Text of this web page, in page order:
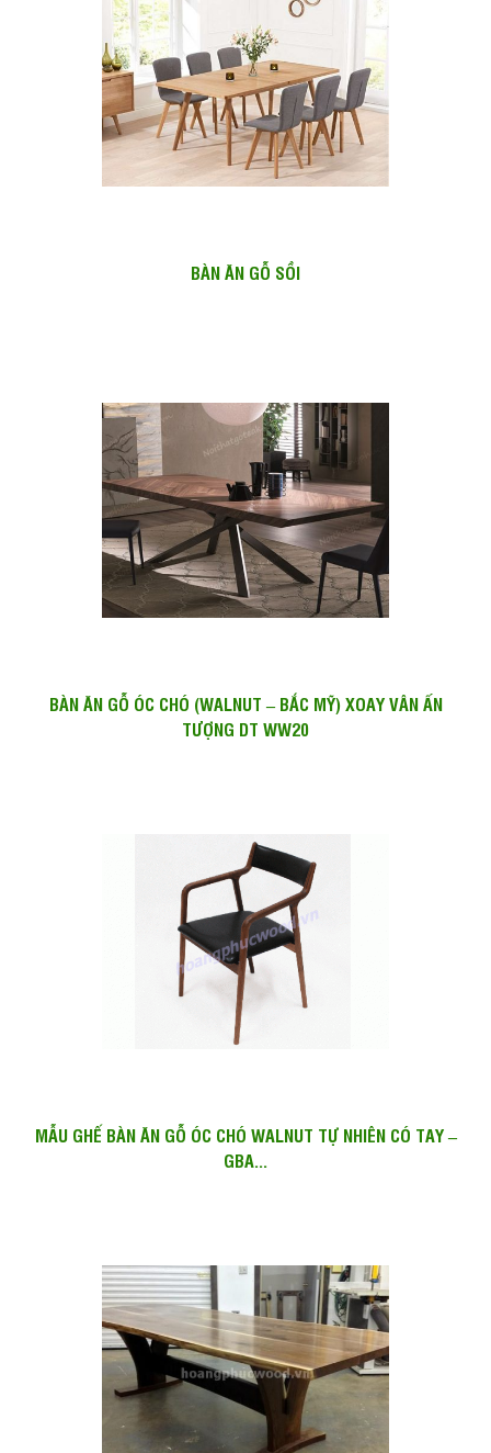
BÀN ĂN GỖ SỒI
BÀN ĂN GỖ ÓC CHÓ (WALNUT – BẮC MỸ) XOAY VÂN ẤN
TƯỢNG DT WW20
MẪU GHẾ BÀN ĂN GỖ ÓC CHÓ WALNUT TỰ NHIÊN CÓ TAY –
GBA...